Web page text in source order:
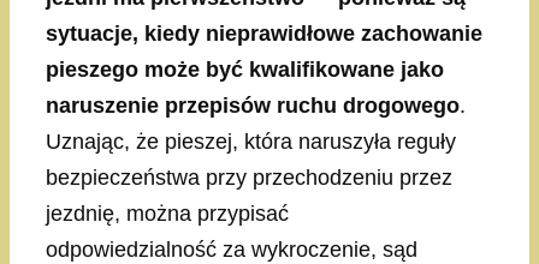
sytuacje, kiedy nieprawidłowe zachowanie
pieszego może być kwalifikowane jako
naruszenie przepisów ruchu drogowego.
Uznając, że pieszej, która naruszyła reguły
bezpieczeństwa przy przechodzeniu przez
jezdnię, można przypisać
odpowiedzialność za wykroczenie, sąd